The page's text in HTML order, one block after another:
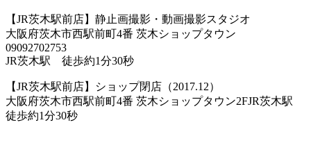
【JR茨木駅前店】静止画撮影・動画撮影スタジオ
大阪府茨木市西駅前町4番 茨木ショップタウン
09092702753
JR茨木駅 徒歩約1分30秒
【JR茨木駅前店】ショップ閉店（2017.12）
大阪府茨木市西駅前町4番 茨木ショップタウン2FJR茨木駅
徒歩約1分30秒